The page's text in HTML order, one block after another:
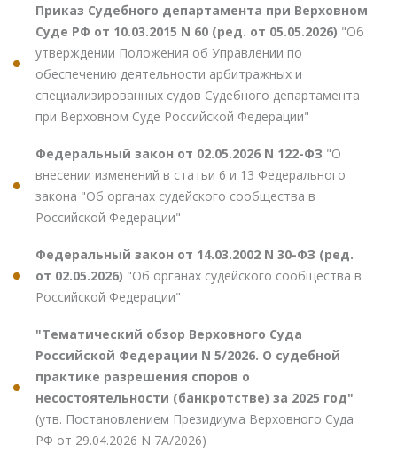
Приказ Судебного департамента при Верховном
Суде РФ от 10.03.2015 N 60 (ред. от 05.05.2026) "Об
утверждении Положения об Управлении по
обеспечению деятельности арбитражных и
специализированных судов Судебного департамента
при Верховном Суде Российской Федерации"
Федеральный закон от 02.05.2026 N 122-ФЗ "О
внесении изменений в статьи 6 и 13 Федерального
закона "Об органах судейского сообщества в
Российской Федерации"
Федеральный закон от 14.03.2002 N 30-ФЗ (ред.
от 02.05.2026) "Об органах судейского сообщества в
Российской Федерации"
"Тематический обзор Верховного Суда
Российской Федерации N 5/2026. О судебной
практике разрешения споров о
несостоятельности (банкротстве) за 2025 год"
(утв. Постановлением Президиума Верховного Суда
РФ от 29.04.2026 N 7А/2026)